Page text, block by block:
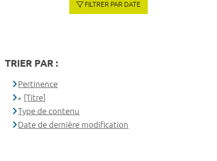
FILTRER PAR DATE
TRIER PAR :
Pertinence
[Titre]
Type de contenu
Date de dernière modification